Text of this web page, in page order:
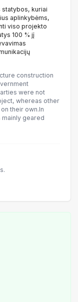
kuriai
aplinkybėms,
viso projekto
100 % jį
construction
were not
whereas other
their own.In
mainly geared